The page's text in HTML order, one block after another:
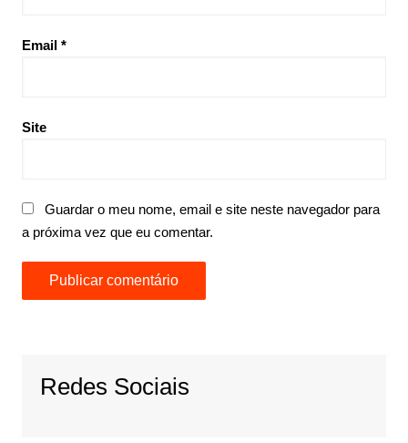
Email *
Site
Guardar o meu nome, email e site neste navegador para
a próxima vez que eu comentar.
Redes Sociais